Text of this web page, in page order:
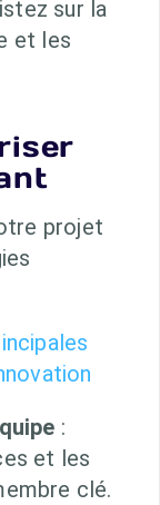
sur la
et les
projet
:
et les
clé.